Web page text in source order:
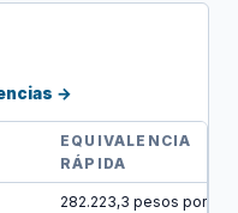
→
EQUIVALENCIA
RÁPIDA
282.223,3 pesos por